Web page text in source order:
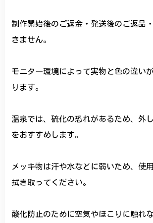
制作開始後のご返金・発送後のご返品
きません。
モニター環境によって実物と色の違い
ります。
温泉では、硫化の恐れがあるため、外
をおすすめします。
メッキ物は汗や水などに弱いため、使
拭き取ってください。
酸化防止のために空気やほこりに触れ